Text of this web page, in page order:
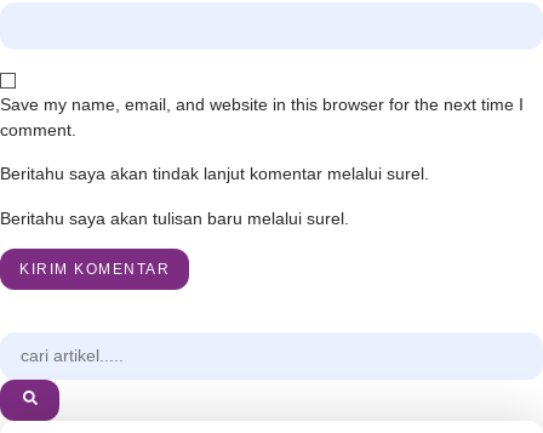
Save my name, email, and website in this browser for the next time I
comment.
Beritahu saya akan tindak lanjut komentar melalui surel.
Beritahu saya akan tulisan baru melalui surel.